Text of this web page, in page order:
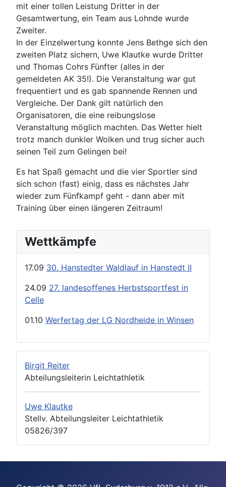
Wettkämpfe
17.09 30. Hanstedter Waldlauf in Hanstedt II
24.09 27. landesoffenes Herbstsportfest in
Celle
01.10 Werfertag der LG Nordheide in Winsen
Birgit Reiter
Abteilungsleiterin Leichtathletik
Uwe Klautke
Stellv. Abteilungsleiter Leichtathletik
05826/397
mit einer tollen Leistung Dritter in der
Gesamtwertung, ein Team aus Lohnde wurde
Zweiter.
In der Einzelwertung konnte Jens Bethge sich den
zweiten Platz sichern, Uwe Klautke wurde Dritter
und Thomas Cohrs Fünfter (alles in der
gemeldeten AK 35!). Die Veranstaltung war gut
frequentiert und es gab spannende Rennen und
Vergleiche. Der Dank gilt natürlich den
Organisatoren, die eine reibungslose
Veranstaltung möglich machten. Das Wetter hielt
trotz manch dunkler Wolken und trug sicher auch
seinen Teil zum Gelingen bei!
Es hat Spaß gemacht und die vier Sportler sind
sich schon (fast) einig, dass es nächstes Jahr
wieder zum Fünfkampf geht - dann aber mit
Training über einen längeren Zeitraum!